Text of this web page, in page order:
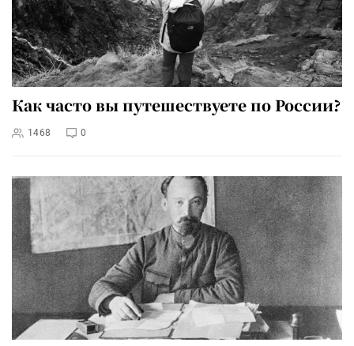
Как часто вы путешествуете по России?
1468 0